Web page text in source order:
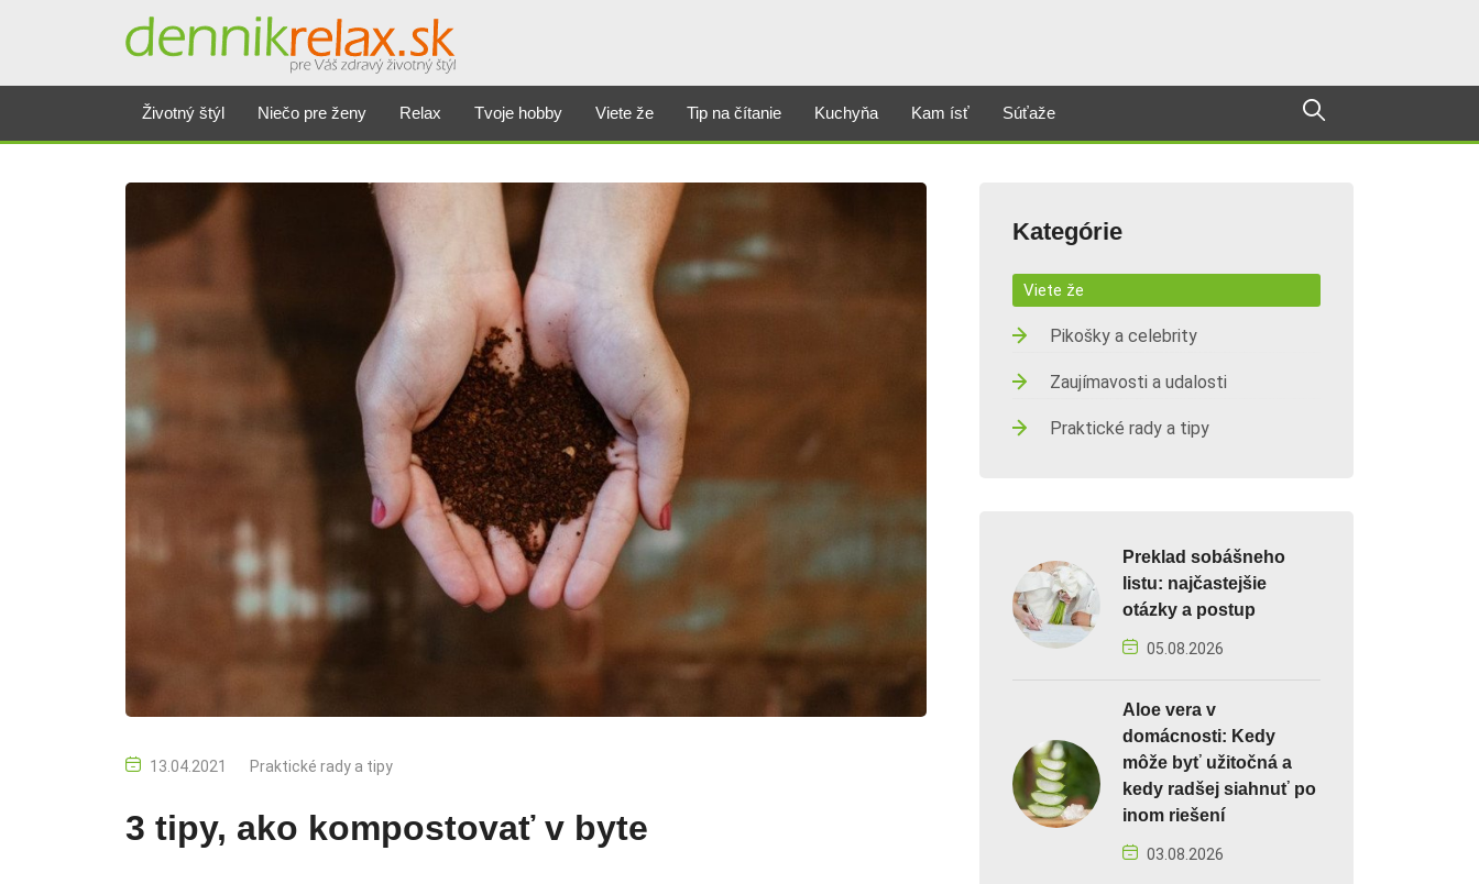
Životný štýl Niečo pre ženy Relax Tvoje hobby Viete že Tip na čítanie Kuchyňa Kam ísť Súťaže
13.04.2021 Praktické rady a tipy
3 tipy, ako kompostovať v byte
Kategórie
Viete že
Pikošky a celebrity
Zaujímavosti a udalosti
Praktické rady a tipy
Preklad sobášneho
listu: najčastejšie
otázky a postup
05.08.2026
Aloe vera v
domácnosti: Kedy
môže byť užitočná a
kedy radšej siahnuť po
inom riešení
03.08.2026